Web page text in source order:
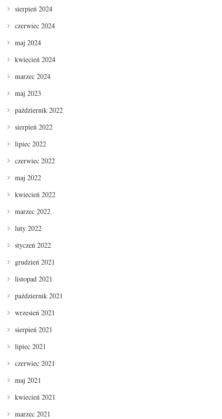
sierpień 2024
czerwiec 2024
maj 2024
kwiecień 2024
marzec 2024
maj 2023
październik 2022
sierpień 2022
lipiec 2022
czerwiec 2022
maj 2022
kwiecień 2022
marzec 2022
luty 2022
styczeń 2022
grudzień 2021
listopad 2021
październik 2021
wrzesień 2021
sierpień 2021
lipiec 2021
czerwiec 2021
maj 2021
kwiecień 2021
marzec 2021